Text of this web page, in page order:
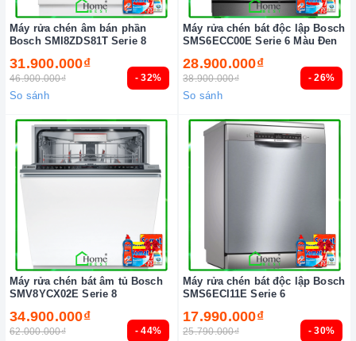
- 32%
Máy rửa chén âm bán phần
Bosch SMI8ZDS81T Serie 8
31.900.000₫
46.900.000₫
So sánh
- 26%
Máy rửa chén bát độc lập Bosch
SMS6ECC00E Serie 6 Màu Đen
28.900.000₫
38.900.000₫
So sánh
- 44%
Máy rửa chén bát âm tủ Bosch
SMV8YCX02E Serie 8
34.900.000₫
62.000.000₫ - 30%
Máy rửa chén bát độc lập Bosch
SMS6ECI11E Serie 6
17.990.000₫
25.790.000₫